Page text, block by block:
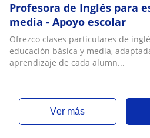
Profesora de Inglés para
media - Apoyo escolar
Ofrezco clases particulares de
educación básica y media,
aprendizaje de cada alumn...
ver más